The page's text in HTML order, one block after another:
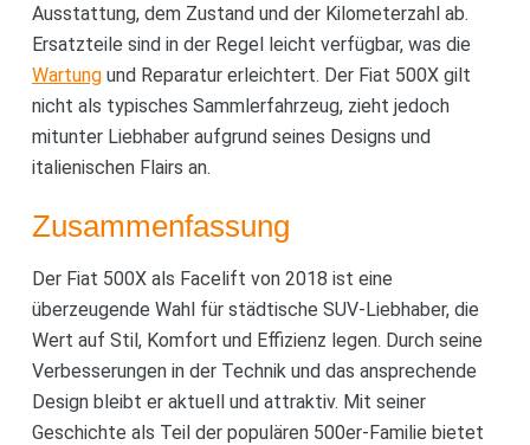
Ausstattung, dem Zustand und der Kilometerzahl ab.
Ersatzteile sind in der Regel leicht verfügbar, was die
Wartungund Reparatur erleichtert. Der Fiat 500X gilt
nicht als typisches Sammlerfahrzeug, zieht jedoch
mitunter Liebhaber aufgrund seines Designs und
italienischen Flairs an.
Zusammenfassung
Der Fiat 500X als Facelift von 2018 ist eine
überzeugende Wahl für städtische SUV-Liebhaber, die
Wert auf Stil, Komfort und Effizienz legen. Durch seine
Verbesserungen in der Technik und das ansprechende
Design bleibt er aktuell und attraktiv. Mit seiner
Geschichte als Teil der populären 500er-Familie bietet